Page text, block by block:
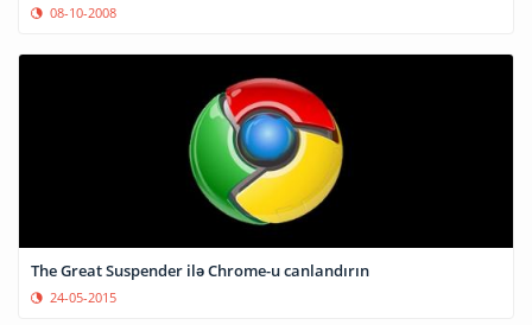
08-10-2008
The Great Suspender ilə Chrome-u canlandırın
24-05-2015